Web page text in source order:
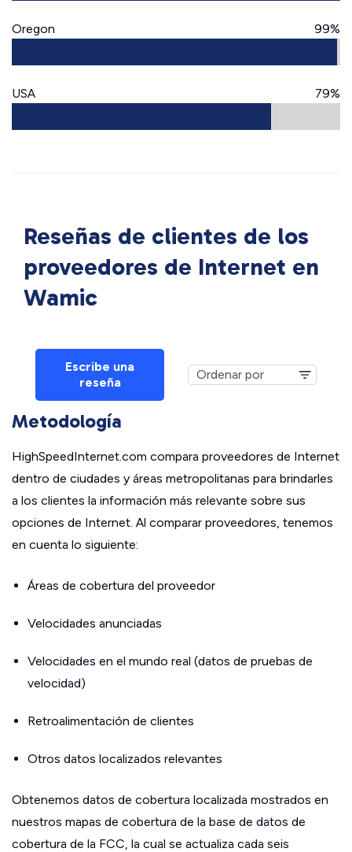
Oregon 99%
USA 79%
Reseñas de clientes de los
proveedores de Internet en
Wamic
Escribe una
reseña
Metodología
HighSpeedInternet.com compara proveedores de Internet
dentro de ciudades y áreas metropolitanas para brindarles
a los clientes la información más relevante sobre sus
opciones de Internet. Al comparar proveedores, tenemos
en cuenta lo siguiente:
Áreas de cobertura del proveedor
Velocidades anunciadas
Velocidades en el mundo real (datos de pruebas de
velocidad)
Retroalimentación de clientes
Otros datos localizados relevantes
Obtenemos datos de cobertura localizada mostrados en
nuestros mapas de cobertura de la base de datos de
cobertura de la FCC, la cual se actualiza cada seis